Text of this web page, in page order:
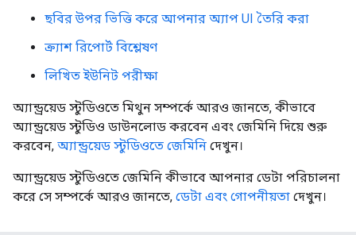
ছবির উপর ভিত্তি করে আপনার অ্যাপ UI তৈরি করা
ক্র্যাশ রিপোর্ট বিশ্লেষণ
লিখিত ইউনিট পরীক্ষা
অ্যান্ড্রয়েড স্টুডিওতে মিথুন সম্পর্কে আরও জানতে, কীভাবে
অ্যান্ড্রয়েড স্টুডিও ডাউনলোড করবেন এবং জেমিনি দিয়ে শুরু
করবেন, অ্যান্ড্রয়েড স্টুডিওতে জেমিনি দেখুন।
অ্যান্ড্রয়েড স্টুডিওতে জেমিনি কীভাবে আপনার ডেটা পরিচালনা
করে সে সম্পর্কে আরও জানতে, ডেটা এবং গোপনীয়তা দেখুন।